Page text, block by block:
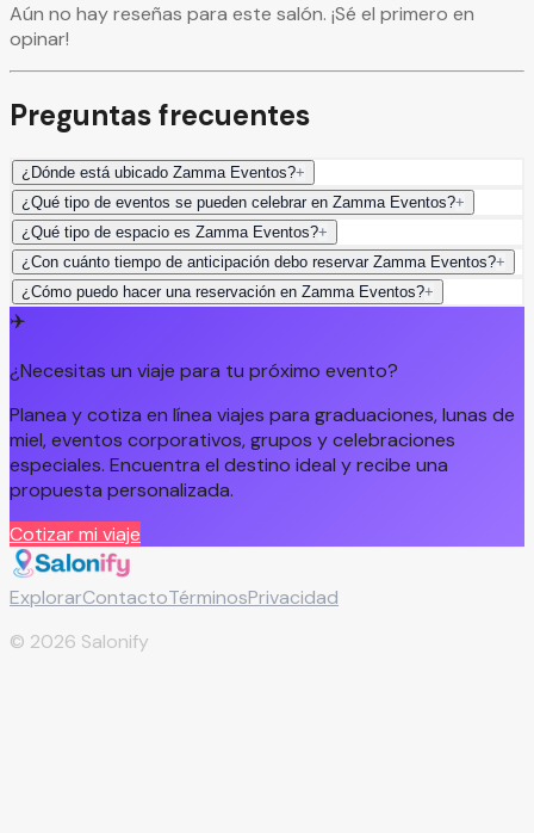
Aún no hay reseñas para este salón. ¡Sé el primero en
opinar!
Preguntas frecuentes
¿Dónde está ubicado Zamma Eventos?+
¿Qué tipo de eventos se pueden celebrar en Zamma Eventos?+
¿Qué tipo de espacio es Zamma Eventos?+
¿Con cuánto tiempo de anticipación debo reservar Zamma Eventos?+
¿Cómo puedo hacer una reservación en Zamma Eventos?+
✈️
¿Necesitas un viaje para tu próximo evento?
Planea y cotiza en línea viajes para graduaciones, lunas de
miel, eventos corporativos, grupos y celebraciones
especiales. Encuentra el destino ideal y recibe una
propuesta personalizada.
Cotizar mi viaje
ExplorarContactoTérminosPrivacidad
© 2026 Salonify